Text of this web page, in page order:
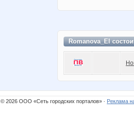
Romanova_El
© 2026 ООО «Сеть городских порталов» · Реклама